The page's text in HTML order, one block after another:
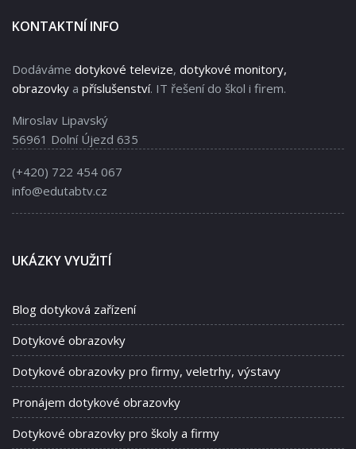
KONTAKTNÍ INFO
Dodáváme dotykové televize, dotykové monitory,
obrazovky a příslušenství. IT řešení do škol i firem.
Miroslav Lipavský
56961 Dolní Újezd 635
(+420) 722 454 067
info@edutabtv.cz
UKÁZKY VYUŽITÍ
Blog dotyková zařízení
Dotykové obrazovky
Dotykové obrazovky pro firmy, veletrhy, výstavy
Pronájem dotykové obrazovky
Dotykové obrazovky pro školy a firmy